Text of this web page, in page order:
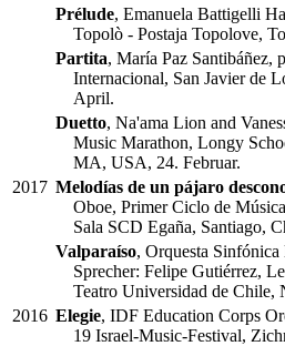
Prélude, Emanuela Battigelli
Topolò - Postaja Topolove,
Partita, María Paz Santibáñez,
Internacional, San Javier de
April.
Duetto, Na'ama Lion and
Music Marathon, Longy
MA, USA, 24. Februar.
2017 Melodías de un pájaro
Oboe, Primer Ciclo de
Sala SCD Egaña, Santiago,
Valparaíso, Orquesta
Sprecher: Felipe Gutiérrez,
Teatro Universidad de Chile,
2016 Elegie, IDF Education Corps
19 Israel-Music-Festival,